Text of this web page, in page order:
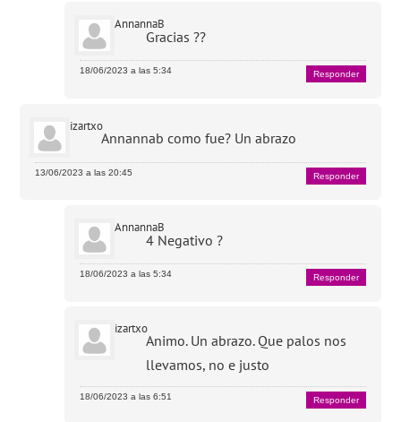
AnnannaB
Gracias ??
18/06/2023 a las 5:34 Responder
izartxo
Annannab como fue? Un abrazo
13/06/2023 a las 20:45 Responder
AnnannaB
4 Negativo ?
18/06/2023 a las 5:34 Responder
izartxo
Animo. Un abrazo. Que palos nos
llevamos, no e justo
18/06/2023 a las 6:51 Responder